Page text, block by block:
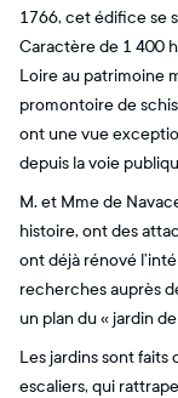
1766, cet édifice se
Caractère de 1 400
Loire au patrimoine
promontoire de
ont une vue
depuis la voie
M. et Mme de
histoire, ont des
ont déjà rénové
recherches auprès
un plan du « jardin
Les jardins sont faits
escaliers, qui